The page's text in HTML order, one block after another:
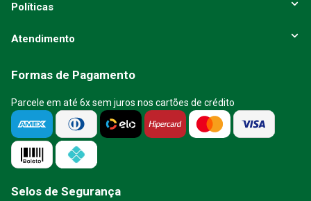
Políticas
Atendimento
Formas de Pagamento
Parcele em até 6x sem juros nos cartões de crédito
Selos de Segurança